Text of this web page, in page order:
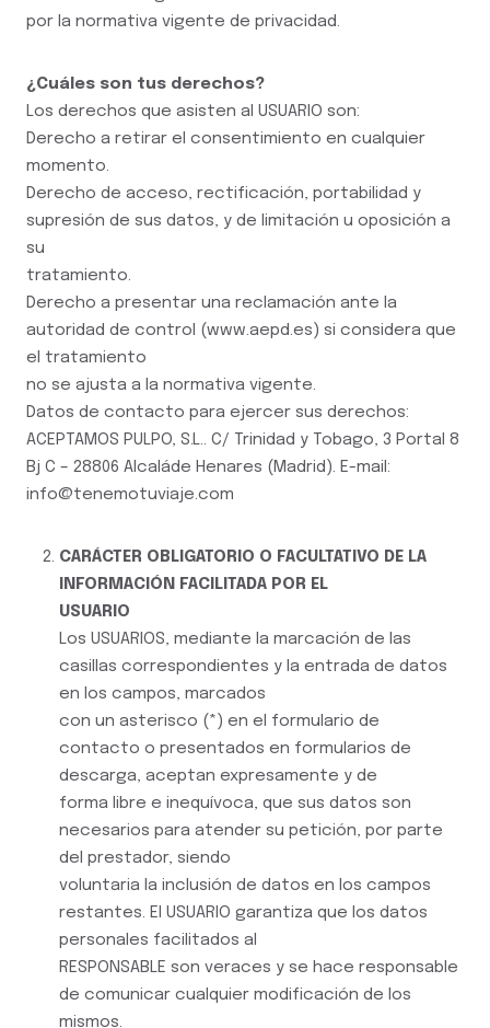
por la normativa vigente de privacidad.
¿Cuáles son tus derechos?
Los derechos que asisten al USUARIO son:
Derecho a retirar el consentimiento en cualquier
momento.
Derecho de acceso, rectificación, portabilidad y
supresión de sus datos, y de limitación u oposición a
su
tratamiento.
Derecho a presentar una reclamación ante la
autoridad de control (www.aepd.es) si considera que
el tratamiento
no se ajusta a la normativa vigente.
Datos de contacto para ejercer sus derechos:
ACEPTAMOS PULPO, S.L.. C/ Trinidad y Tobago, 3 Portal 8
Bj C – 28806 Alcaláde Henares (Madrid). E-mail:
info@tenemotuviaje.com
CARÁCTER OBLIGATORIO O FACULTATIVO DE LA
INFORMACIÓN FACILITADA POR EL
USUARIO
Los USUARIOS, mediante la marcación de las
casillas correspondientes y la entrada de datos
en los campos, marcados
con un asterisco (*) en el formulario de
contacto o presentados en formularios de
descarga, aceptan expresamente y de
forma libre e inequívoca, que sus datos son
necesarios para atender su petición, por parte
del prestador, siendo
voluntaria la inclusión de datos en los campos
restantes. El USUARIO garantiza que los datos
personales facilitados al
RESPONSABLE son veraces y se hace responsable
de comunicar cualquier modificación de los
mismos.